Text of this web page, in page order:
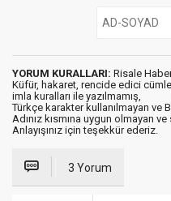
YORUM KURALLARI: Risale
Küfür, hakaret, rencide edici
imla kuralları ile yazılmamış,
Türkçe karakter kullanılmayan ve
Adınız kısmına uygun olmayan
Anlayışınız için teşekkür ederiz.
3 Yorum